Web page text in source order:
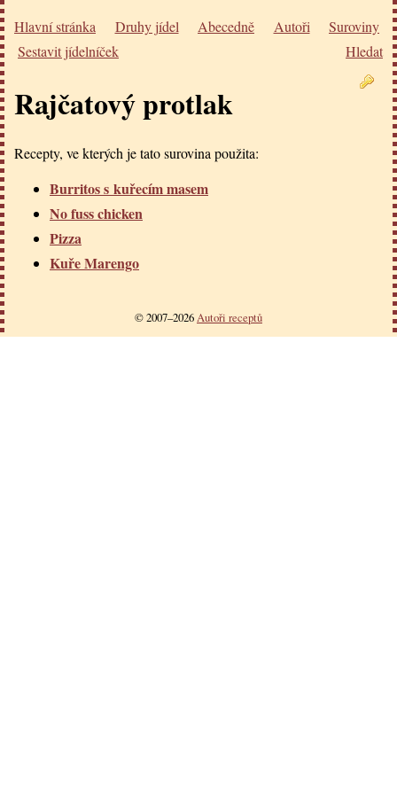
Hlavní stránka Druhy jídel Abecedně Autoři
Suroviny
Sestavit jídelníček
Hledat
Rajčatový protlak
Recepty, ve kterých je tato surovina použita:
Burritos s kuřecím masem
No fuss chicken
Pizza
Kuře Marengo
© 2007–2026Autoři receptů